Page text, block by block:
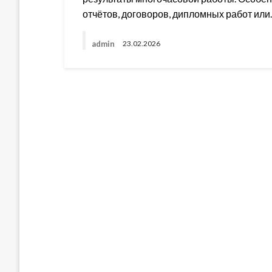
отчётов, договоров, дипломных работ
admin 23.02.2026